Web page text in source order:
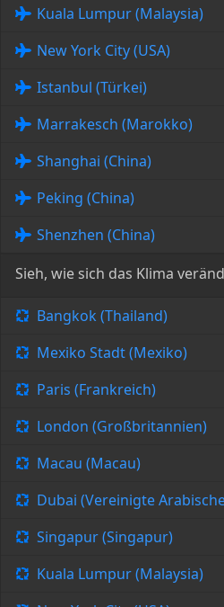
Kuala Lumpur (Malaysia)
New York City (USA)
Istanbul (Türkei)
Marrakesch (Marokko)
Shanghai (China)
Peking (China)
Shenzhen (China)
Sieh, wie sich das Klima
Bangkok (Thailand)
Mexiko Stadt (Mexiko)
Paris (Frankreich)
London (Großbritannien)
Macau (Macau)
Dubai (Vereinigte
Singapur (Singapur)
Kuala Lumpur (Malaysia)